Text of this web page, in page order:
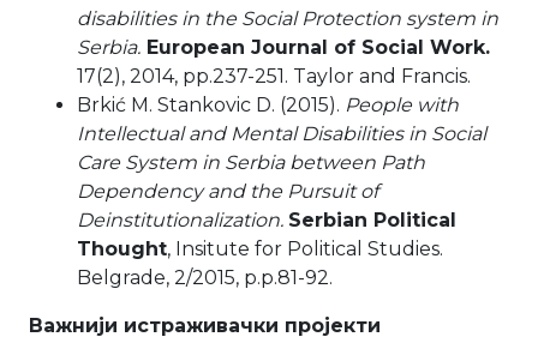
disabilities in the Social Protection system in
Serbia. European Journal of Social Work.
17(2), 2014, pp.237-251. Taylor and Francis.
Brkić M. Stankovic D. (2015). People with
Intellectual and Mental Disabilities in Social
Care System in Serbia between Path
Dependency and the Pursuit of
Deinstitutionalization. Serbian Political
Thought, Insitute for Political Studies.
Belgrade, 2/2015, p.p.81-92.
Важнији истраживачки пројекти